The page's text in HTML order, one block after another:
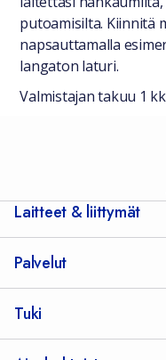
putoamisilta. Kiinnitä
napsauttamalla
langaton laturi.
Valmistajan takuu 1
Laitteet & liittymät
Palvelut
Tuki